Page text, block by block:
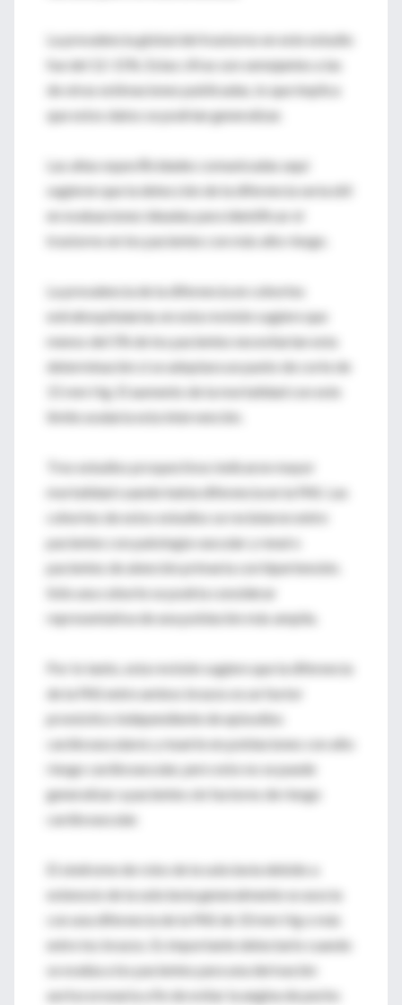
La prevalencia global del trastorno en este estudio
fue del 12-15%. Estas cifras son semejantes a las
de otras estimaciones publicadas, lo que implica
que estos datos se podrían generalizar.
Las altas especiﬁcidades comunicadas aquí
sugieren que la detección de la diferencia sería útil
en evaluaciones ideadas para identificar el
trastorno en los pacientes con más alto riesgo.
La prevalencia de la diferencia en cohortes
extrahospitalarias en esta revisión sugiere que
menos del 5% de los pacientes necesitarían esta
determinación si se adoptara un punto de corte de
15 mm Hg. El aumento de la mortalidad con este
límite avalaría esta intervención.
Tres estudios prospectivos indicaron mayor
mortalidad cuando había diferencia en la PAS. Las
cohortes de estos estudios se reclutaron entre
pacientes con patología vascular y renal o
pacientes de atención primaria con hipertensión.
Sólo una cohorte se podría considerar
representativa de una población más amplia.
Por lo tanto, esta revisión sugiere que la diferencia
de la PAS entre ambos brazos es un factor
pronóstico independiente de episodios
cardiovasculares y muerte en poblaciones con alto
riesgo cardiovascular, pero esto no se puede
generalizar a pacientes sin factores de riesgo
cardiovascular.
El síndrome de robo de la subclavia debido a
estenosis de la subclavia generalmente se asocia
con una diferencia de la PAS de 10 mm Hg o más
entre los brazos. Es importante detectarlo cuando
se evalúa a los pacientes para una derivación
aortocoronaria a fin de evitar la angina de pecho